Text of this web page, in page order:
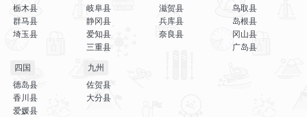
栃木县
群马县
埼玉县
岐阜县
静冈县
爱知县
三重县
滋贺县
兵库县
奈良县
鸟取县
岛根县
冈山县
广岛县
四国
德岛县
香川县
爱媛县
九州
佐贺县
大分县